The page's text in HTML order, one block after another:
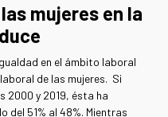
mujeres en la
en el ámbito laboral
de las mujeres. Si
2000 y 2019, ésta ha
51% al 48%. Mientras